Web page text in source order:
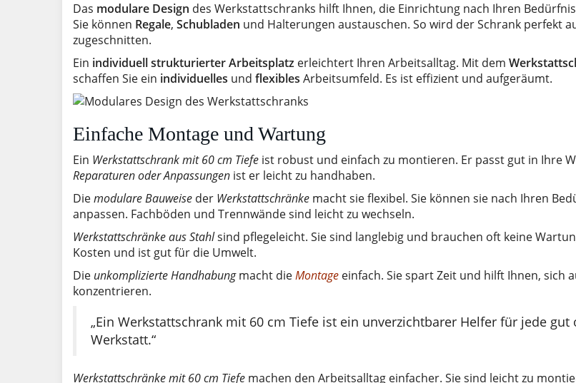
Das modulare Design des Werkstattschranks hilft Ihnen, die Einrichtung nach Ihren
Sie können Regale, Schubladen und Halterungen austauschen. So wird der Schrank perfekt
zugeschnitten.
Ein individuell strukturierter Arbeitsplatz erleichtert Ihren Arbeitsalltag. Mit dem
schaffen Sie ein individuelles und flexibles Arbeitsumfeld. Es ist effizient und aufgeräumt.
Einfache Montage und Wartung
Ein Werkstattschrank mit 60 cm Tiefe ist robust und einfach zu montieren. Er passt gut in Ihre
Reparaturen oder Anpassungen ist er leicht zu handhaben.
Diemodulare Bauweise der Werkstattschränke macht sie flexibel. Sie können sie nach Ihren
anpassen. Fachböden und Trennwände sind leicht zu wechseln.
Werkstattschränke aus Stahlsind pflegeleicht. Sie sind langlebig und brauchen oft keine
Kosten und ist gut für die Umwelt.
Die unkomplizierte Handhabungmacht dieMontage einfach. Sie spart Zeit und hilft Ihnen, sich
konzentrieren.
„Ein Werkstattschrank mit 60 cm Tiefe ist ein unverzichtbarer Helfer für jede gut
Werkstatt.“
Werkstattschränke mit 60 cm Tiefe machen den Arbeitsalltag einfacher. Sie sind leicht zu